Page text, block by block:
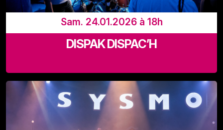
Sam. 24.01.2026 à 18h
DISPAK DISPAC’H
Les Halles de Schaerbeek